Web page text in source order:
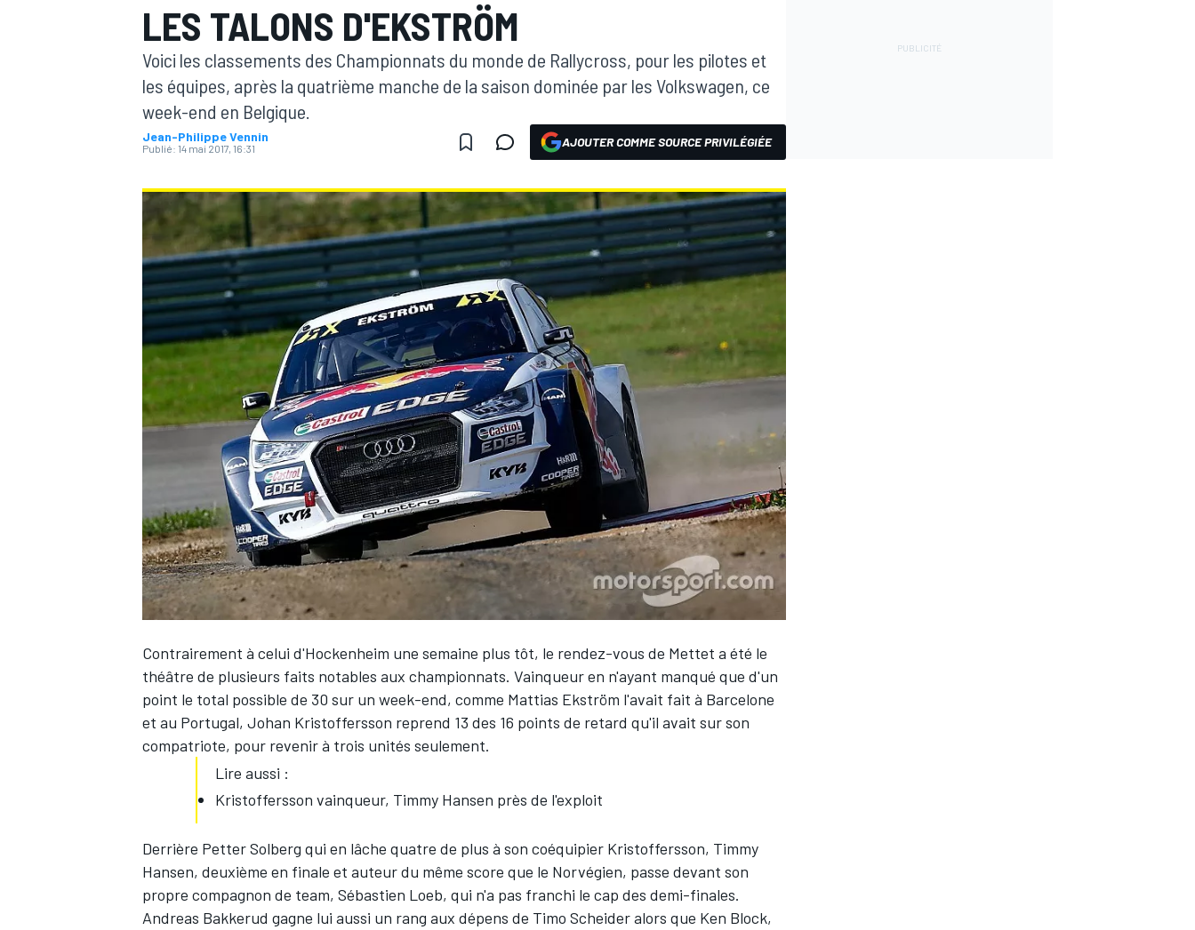
MOTOGP
WEC
LES TALONS D'EKSTRÖM
Voici les classements des Championnats du monde de Rallycross, pour les pilotes et
les équipes, après la quatrième manche de la saison dominée par les Volkswagen, ce
week-end en Belgique.
Jean-Philippe Vennin
Publié: 14 mai 2017, 16:31 AJOUTER COMME SOURCE PRIVILÉGIÉE
Contrairement à celui d'Hockenheim une semaine plus tôt, le rendez-vous de Mettet a été le
théâtre de plusieurs faits notables aux championnats. Vainqueur en n'ayant manqué que d'un
point le total possible de 30 sur un week-end, comme Mattias Ekström l'avait fait à Barcelone
et au Portugal, Johan Kristoffersson reprend 13 des 16 points de retard qu'il avait sur son
compatriote, pour revenir à trois unités seulement.
Lire aussi :
Kristoffersson vainqueur, Timmy Hansen près de l'exploit
Derrière Petter Solberg qui en lâche quatre de plus à son coéquipier Kristoffersson, Timmy
Hansen, deuxième en finale et auteur du même score que le Norvégien, passe devant son
propre compagnon de team, Sébastien Loeb, qui n'a pas franchi le cap des demi-finales.
Andreas Bakkerud gagne lui aussi un rang aux dépens de Timo Scheider alors que Ken Block,